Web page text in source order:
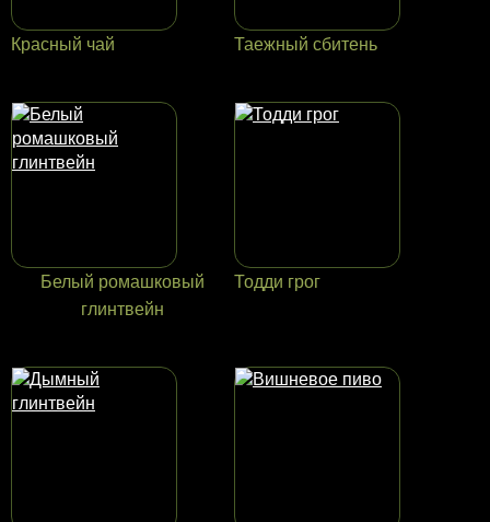
Красный чай Таежный сбитень
Белый ромашковый
глинтвейн
Тодди грог